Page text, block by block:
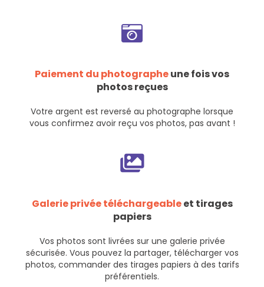
Paiement du photographeune fois vos
photos reçues
Votre argent est reversé au photographe lorsque
vous confirmez avoir reçu vos photos, pas avant !
Galerie privée téléchargeableet tirages
papiers
Vos photos sont livrées sur une galerie privée
sécurisée. Vous pouvez la partager, télécharger vos
photos, commander des tirages papiers à des tarifs
préférentiels.